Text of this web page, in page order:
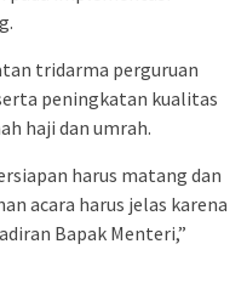
tridarma perguruan
peningkatan kualitas
haji dan umrah.
harus matang dan
acara harus jelas karena
Bapak Menteri,”